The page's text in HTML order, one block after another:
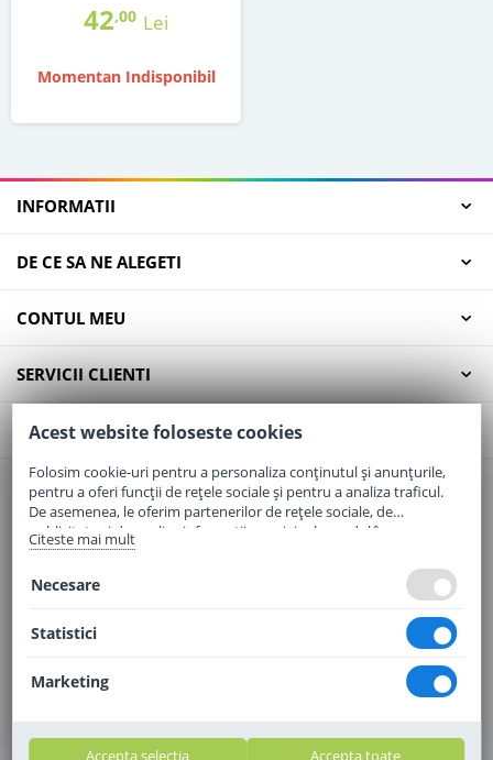
42,00 Lei
Momentan Indisponibil
INFORMATII
DE CE SA NE ALEGETI
CONTUL MEU
SERVICII CLIENTI
CONTACT
Email:office@elaptepraf.ro
Telefon:0745-964-449
Adresa:Sos. Borsului, Nr. 20, Oradea, Jud. Bihor
Acest website foloseste cookies
Folosim cookie-uri pentru a personaliza conținutul și anunțurile,
pentru a oferi funcții de rețele sociale și pentru a analiza traficul.
De asemenea, le oferim partenerilor de rețele sociale, de
publicitate și de analize informații cu privire la modul în care
folosiți site-ul nostru. Aceștia le pot combina cu alte informații
Citeste mai mult
Necesare
Statistici
Marketing
Accepta selectia Accepta toate